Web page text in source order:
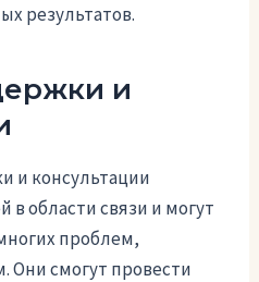
результатов.
и
и консультации
области связи и могут
проблем,
Они смогут провести